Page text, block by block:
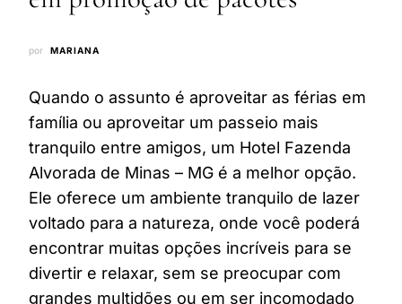
por MARIANA
Quando o assunto é aproveitar as férias em
família ou aproveitar um passeio mais
tranquilo entre amigos, um Hotel Fazenda
Alvorada de Minas – MG é a melhor opção.
Ele oferece um ambiente tranquilo de lazer
voltado para a natureza, onde você poderá
encontrar muitas opções incríveis para se
divertir e relaxar, sem se preocupar com
grandes multidões ou em ser incomodado